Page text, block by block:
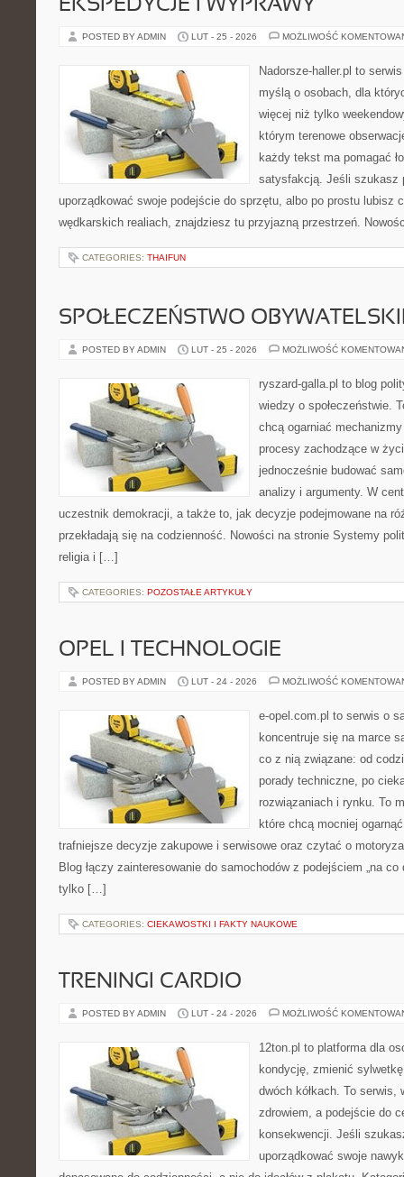
EKSPEDYCJE I WYPRAWY
POSTED BY ADMIN LUT - 25 - 2026 MOŻLIWOŚĆ
Nadorsze-haller.pl to
myślą o osobach, dla
więcej niż tylko
którym terenowe
każdy tekst ma pomagać
satysfakcją. Jeśli szukasz
uporządkować swoje podejście do sprzętu, albo po prostu lubisz
wędkarskich realiach, znajdziesz tu przyjazną przestrzeń.
CATEGORIES: THAIFUN
SPOŁECZEŃSTWO
POSTED BY ADMIN LUT - 25 - 2026 MOŻLIWOŚĆ
ryszard-galla.pl to blog
wiedzy o społeczeństwie.
chcą ogarniać
procesy zachodzące w
jednocześnie budować
analizy i argumenty. W
uczestnik demokracji, a także to, jak decyzje podejmowane na
przekładają się na codzienność. Nowości na stronie Systemy
religia i […]
CATEGORIES: POZOSTAŁE ARTYKUŁY
OPEL I TECHNOLOGIE
POSTED BY ADMIN LUT - 24 - 2026 MOŻLIWOŚĆ
e-opel.com.pl to serwis o
koncentruje się na marce
co z nią związane: od
porady techniczne, po
rozwiązaniach i rynku. To
które chcą mocniej
trafniejsze decyzje zakupowe i serwisowe oraz czytać o
Blog łączy zainteresowanie do samochodów z podejściem „na
tylko […]
CATEGORIES: CIEKAWOSTKI I FAKTY NAUKOWE
TRENINGI CARDIO
POSTED BY ADMIN LUT - 24 - 2026 MOŻLIWOŚĆ
12ton.pl to platforma dla
kondycję, zmienić
dwóch kółkach. To
zdrowiem, a podejście do
konsekwencji. Jeśli
uporządkować swoje